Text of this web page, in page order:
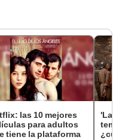
las 10 mejores
para adultos
tiene la plataforma
'La